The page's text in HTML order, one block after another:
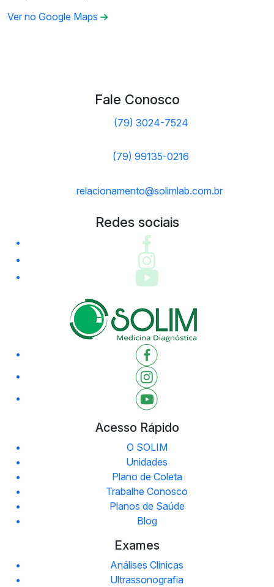
Ver no Google Maps
Fale Conosco
(79) 3024-7524
(79) 99135-0216
relacionamento@solimlab.com.br
Redes sociais
Acesso Rápido
O SOLIM
Unidades
Plano de Coleta
Trabalhe Conosco
Planos de Saúde
Blog
Exames
Análises Clinicas
Ultrassonografia